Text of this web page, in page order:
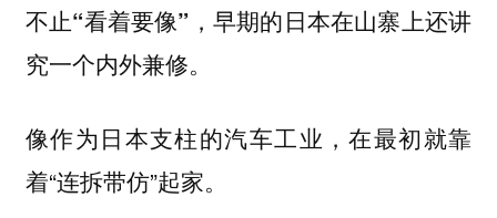
不止“看着要像”，早期的日本在山寨上还讲
究一个内外兼修。
像作为日本支柱的汽车工业，在最初就靠
着“连拆带仿”起家。